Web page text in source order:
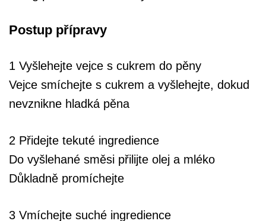
Postup přípravy
1 Vyšlehejte vejce s cukrem do pěny
Vejce smíchejte s cukrem a vyšlehejte, dokud
nevznikne hladká pěna
2 Přidejte tekuté ingredience
Do vyšlehané směsi přilijte olej a mléko
Důkladně promíchejte
3 Vmíchejte suché ingredience